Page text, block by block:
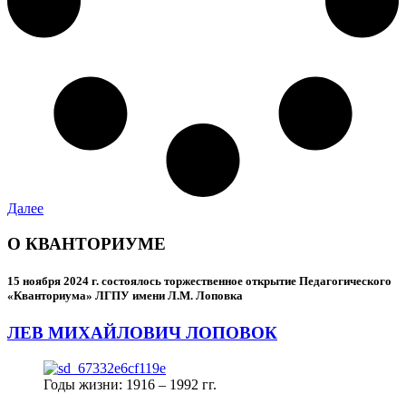
Далее
О КВАНТОРИУМЕ
15 ноября 2024 г. состоялось торжественное открытие Педагогического
«Кванториума» ЛГПУ имени Л.М. Лоповка
ЛЕВ МИХАЙЛОВИЧ ЛОПОВОК
Годы жизни: 1916 – 1992 гг.